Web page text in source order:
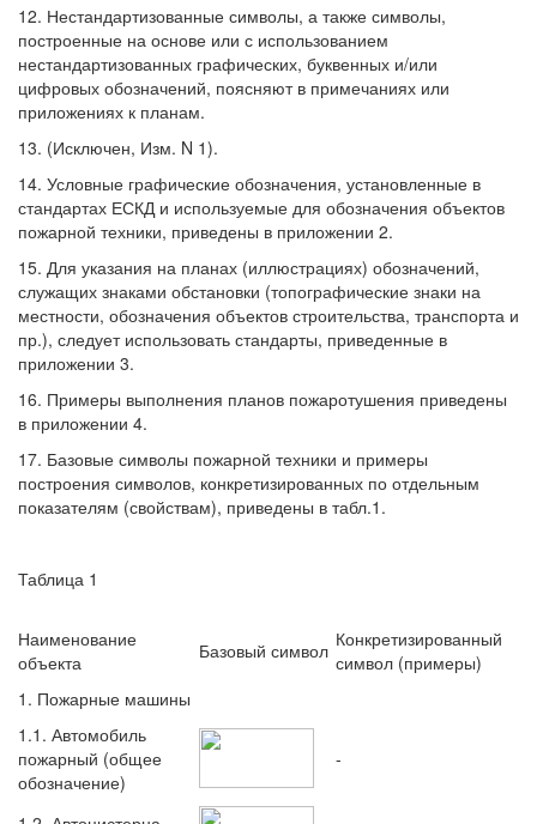
12. Нестандартизованные символы, а также символы,
построенные на основе или с использованием
нестандартизованных графических, буквенных и/или
цифровых обозначений, поясняют в примечаниях или
приложениях к планам.
13. (Исключен, Изм. N 1).
14. Условные графические обозначения, установленные в
стандартах ЕСКД и используемые для обозначения объектов
пожарной техники, приведены в приложении 2.
15. Для указания на планах (иллюстрациях) обозначений,
служащих знаками обстановки (топографические знаки на
местности, обозначения объектов строительства, транспорта и
пр.), следует использовать стандарты, приведенные в
приложении 3.
16. Примеры выполнения планов пожаротушения приведены
в приложении 4.
17. Базовые символы пожарной техники и примеры
построения символов, конкретизированных по отдельным
показателям (свойствам), приведены в табл.1.
Таблица 1
Наименование
объекта
Базовый символ Конкретизированный
символ (примеры)
1. Пожарные машины
1.1. Автомобиль
пожарный (общее
обозначение)
-